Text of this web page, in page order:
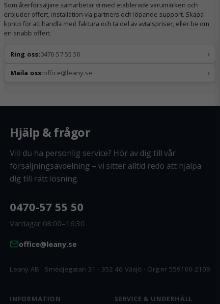
Som återförsäljare samarbetar vi med etablerade varumärken och
erbjuder offert, installation via partners och löpande support. Skapa
konto för att handla med faktura och ta del av avtalspriser, eller be om
en snabb offert.
Ring oss:0470-57 55 50 ›
Maila oss:office@leany.se ›
Hjälp & frågor
Vill du ha personlig service? Hör av dig till vår
försäljningsavdelning – vi sitter alltid redo att hjälpa
dig till rätt lösning.
0470-57 55 50
Vardagar 08:00–16:30
office@leany.se
Leany AB · Smedjegatan 31 · 352 46 Växjö · Org.nr 559100-2109
INFORMATION SERVICE & UNDERHÅLL